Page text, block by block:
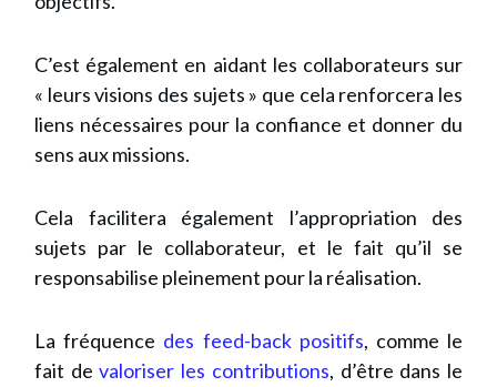
C’est également en aidant les collaborateurs sur
« leurs visions des sujets » que cela renforcera les
liens nécessaires pour la confiance et donner du
sens aux missions.
Cela facilitera également l’appropriation des
sujets par le collaborateur, et le fait qu’il se
responsabilise pleinement pour la réalisation.
La fréquence des feed-back positifs, comme le
fait devaloriser les contributions, d’être dans le